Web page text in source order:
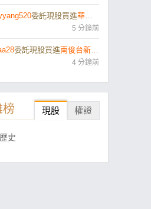
委託現股買進華邦電(2344)
5 分鐘前
委託現股買進南俊台新5B購02(709288)
4 分鐘前
榜 現股 權證
歷史